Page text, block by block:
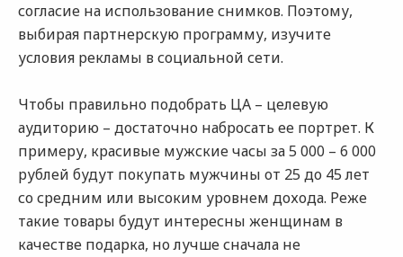
согласие на использование снимков. Поэтому,
выбирая партнерскую программу, изучите
условия рекламы в социальной сети.
Чтобы правильно подобрать ЦА – целевую
аудиторию – достаточно набросать ее портрет. К
примеру, красивые мужские часы за 5 000 – 6 000
рублей будут покупать мужчины от 25 до 45 лет
со средним или высоким уровнем дохода. Реже
такие товары будут интересны женщинам в
качестве подарка, но лучше сначала не